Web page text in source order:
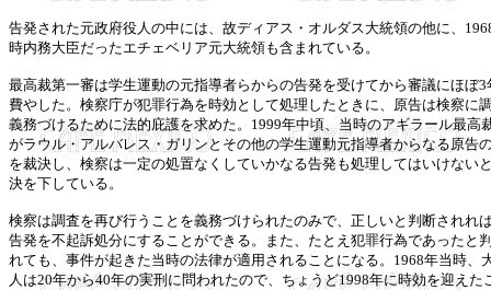
告発された元政府役人の中には、故ディアス・オルダス大統領の他に、
時内務大臣だったエチェベリア元大統領も含まれている。
最高裁第一審は学生運動の元指導者らからの告発を受けてから審議にほぼ3
費やした。 検察庁が犯罪行為を時効として処理したときに、原告は検察に
義務づけるために法的庇護を求めた。 1999年中頃、当時のアギラール最高
がラウル・アルバレス・ガリンとその他の学生運動元指導者からなる原告
を裁決し、検察は一定の処置なくしていかなる告発も処理してはいけない
決を下している。
検察は調査を再び行うことを義務づけられたのみで、正しいと判断されれ
告発を不起訴処分にすることができる。また、たとえ犯罪行為であったと
れても、事件が起きた当時の法律が適用されることになる。1968年当時、
人は20年から40年の実刑に問われたので、ちょうど1998年に時効を迎えた